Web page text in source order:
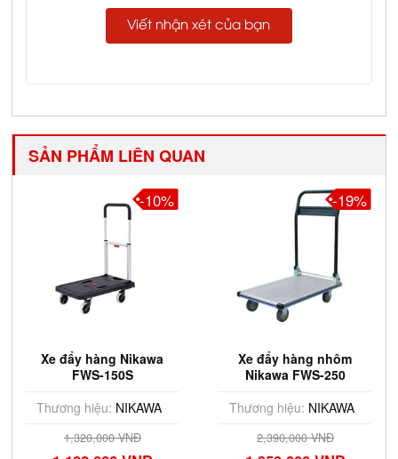
Viết nhận xét của bạn
SẢN PHẨM LIÊN QUAN
Xe đẩy hàng Nikawa
FWS-150S
Thương hiệu: NIKAWA
1,320,000 VNĐ
-10%
Xe đẩy hàng nhôm
Nikawa FWS-250
Thương hiệu: NIKAWA
2,390,000 VNĐ
-19%